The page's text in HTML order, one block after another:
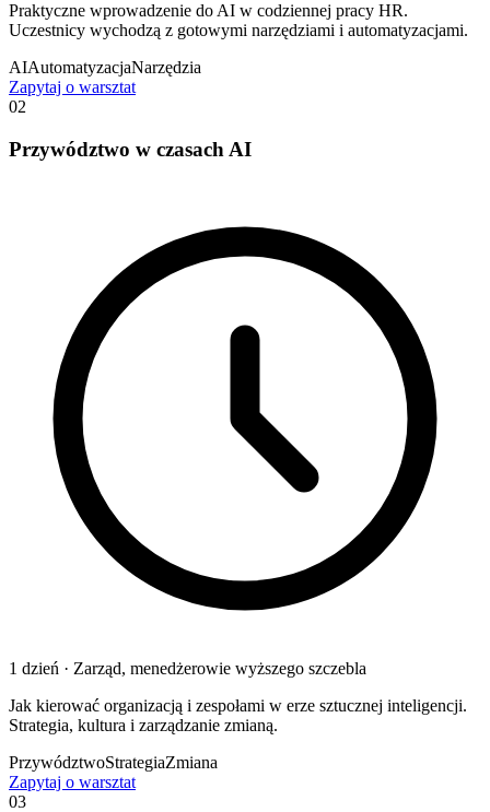
Praktyczne wprowadzenie do AI w codziennej pracy HR.
Uczestnicy wychodzą z gotowymi narzędziami i automatyzacjami.
AIAutomatyzacjaNarzędzia
Zapytaj o warsztat
02
Przywództwo w czasach AI
1 dzień · Zarząd, menedżerowie wyższego szczebla
Jak kierować organizacją i zespołami w erze sztucznej inteligencji.
Strategia, kultura i zarządzanie zmianą.
PrzywództwoStrategiaZmiana
Zapytaj o warsztat
03